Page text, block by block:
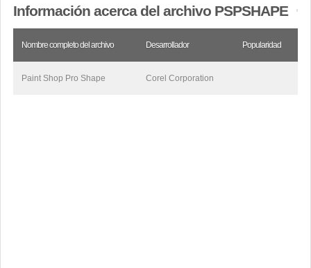
Información acerca del archivo PSPSHAPE
Nombre completo del archivo Desarrollador Popularidad
Paint Shop Pro Shape Corel Corporation